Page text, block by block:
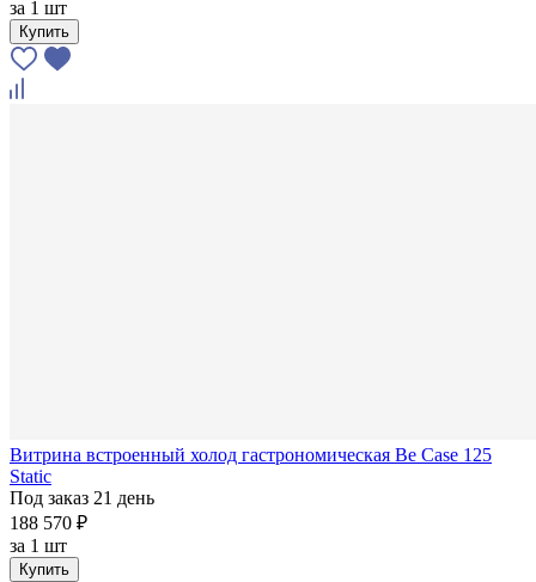
за 1 шт
Купить
Витрина встроенный холод гастрономическая Be Case 125
Static
Под заказ 21 день
188 570 ₽
за 1 шт
Купить